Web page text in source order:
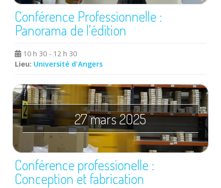
Conférence Professionnelle :
Panorama de l’édition
10 h 30 - 12 h 30
Lieu: Université d'Angers
27 mars 2025
Conférence professionelle :
Conception et fabrication